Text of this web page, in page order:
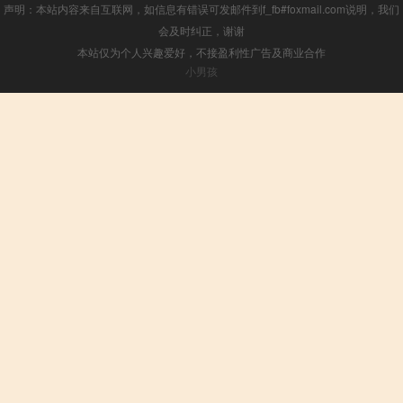
声明：本站内容来自互联网，如信息有错误可发邮件到f_fb#foxmail.com说明，我们
会及时纠正，谢谢
本站仅为个人兴趣爱好，不接盈利性广告及商业合作
小男孩